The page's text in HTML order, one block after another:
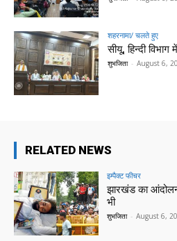
शहरनामा/ चलते हुए
सीयू, हिन्दी विभाग
शुभजिता - August 6,
RELATED NEWS
इम्पैक्ट फीचर
झारखंड का
भी
शुभजिता - August 6,